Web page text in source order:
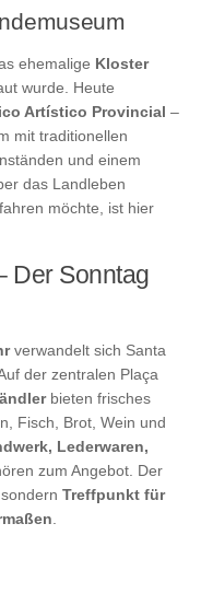
ehemalige Kloster
wurde. Heute
Artístico Provincial –
mit traditionellen
und einem
das Landleben
möchte, ist hier
Der Sonntag
verwandelt sich Santa
Auf der zentralen Plaça
bieten frisches
Fisch, Brot, Wein und
Lederwaren,
zum Angebot. Der
Treffpunkt für